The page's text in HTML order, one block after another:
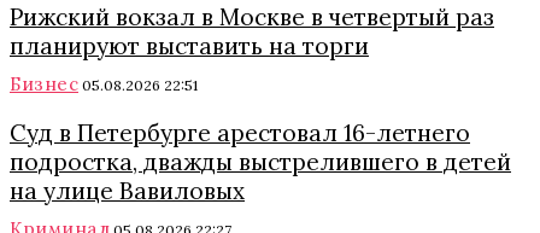
Рижский вокзал в Москве в четвертый раз
планируют выставить на торги
Бизнес 05.08.2026 22:51
Суд в Петербурге арестовал 16-летнего
подростка, дважды выстрелившего в детей
на улице Вавиловых